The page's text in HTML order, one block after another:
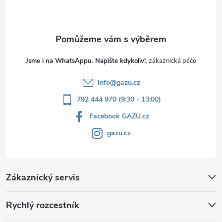
Jsme i na WhatsAppu. Napište kdykoliv!
Info@gazu.cz
792 444 970 (9:30 - 13:00)
Facebook GAZU.cz
gazu.cz
Zákaznický servis
Rychlý rozcestník